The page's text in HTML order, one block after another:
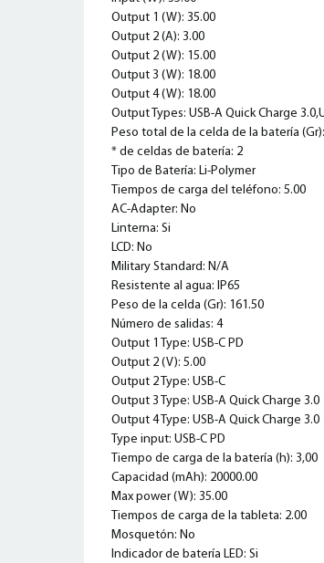
Output 1 (W): 35.00
Output 2 (A): 3.00
Output 2 (W): 15.00
Output 3 (W): 18.00
Output 4 (W): 18.00
Output Types: USB-A Quick Charge
Peso total de la celda de la batería
* de celdas de batería: 2
Tipo de Batería: Li-Polymer
Tiempos de carga del teléfono: 5.00
AC-Adapter: No
Linterna: Si
LCD: No
Military Standard: N/A
Resistente al agua: IP65
Peso de la celda (Gr): 161.50
Número de salidas: 4
Output 1 Type: USB-C PD
Output 2 (V): 5.00
Output 2 Type: USB-C
Output 3 Type: USB-A Quick Charge 3.0
Output 4 Type: USB-A Quick Charge 3.0
Type input: USB-C PD
Tiempo de carga de la batería (h): 3,00
Capacidad (mAh): 20000.00
Max power (W): 35.00
Tiempos de carga de la tableta: 2.00
Mosquetón: No
Indicador de batería LED: Si